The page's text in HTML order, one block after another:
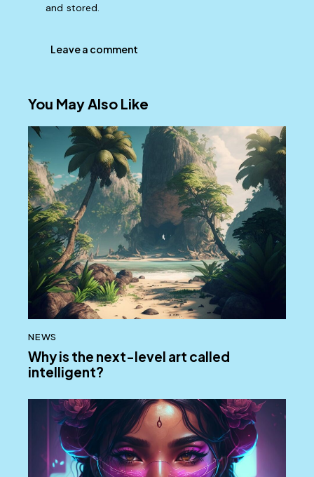
and stored.
You May Also Like
NEWS
Why is the next-level art called
intelligent?